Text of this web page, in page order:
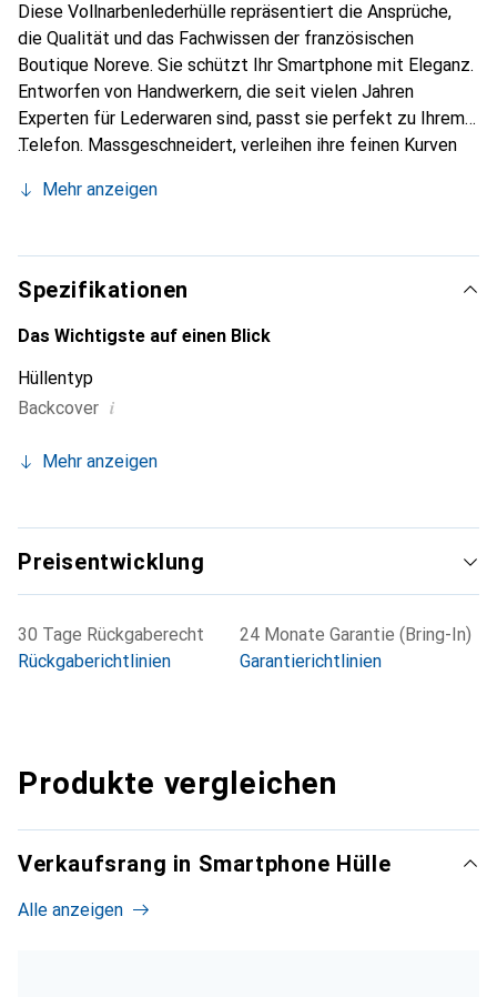
Diese Vollnarbenlederhülle repräsentiert die Ansprüche,
die Qualität und das Fachwissen der französischen
Boutique Noreve. Sie schützt Ihr Smartphone mit Eleganz.
Entworfen von Handwerkern, die seit vielen Jahren
Experten für Lederwaren sind, passt sie perfekt zu Ihrem
Telefon. Massgeschneidert, verleihen ihre feinen Kurven
unverzichtbaren Accessoire Ihres Smartphones.
die Marke Noreve eine sichere Wahl für eine
anspruchsvolle Kundschaft.
Mehr anzeigen
Spezifikationen
Das Wichtigste auf einen Blick
Hüllentyp
Backcover i
Mehr anzeigen
Preisentwicklung
30 Tage Rückgaberecht
Rückgaberichtlinien
24 Monate Garantie (Bring-In)
Garantierichtlinien
Produkte vergleichen
Verkaufsrang in Smartphone Hülle
Alle anzeigen